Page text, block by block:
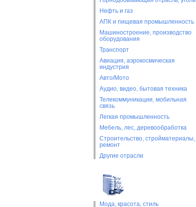
Нефть и газ
АПК и пищевая промышленность
Машиностроение, производство
оборудования
Транспорт
Авиация, аэрокосмическая
индустрия
Авто/Мото
Аудио, видео, бытовая техника
Телекоммуникации, мобильная
связь
Легкая промышленность
Мебель, лес, деревообработка
Строительство, стройматериалы,
ремонт
Другие отрасли
Мода, красота, стиль